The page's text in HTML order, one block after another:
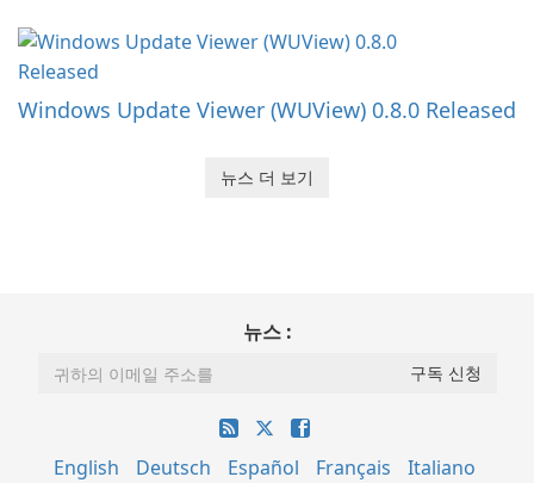
Windows Update Viewer (WUView) 0.8.0 Released
뉴스 더 보기
뉴스 :
English Deutsch Español Français
Italiano